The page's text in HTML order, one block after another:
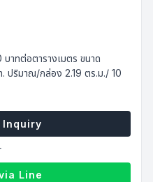
บาทต่อตารางเมตร ขนาด
ปริมาณ/กล่อง 2.19 ตร.ม./ 10
Inquiry
Line